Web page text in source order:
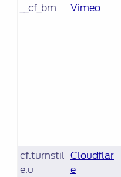
__cf_bm
Vimeo
cf.turnstil
e.u
Cloudflar
e